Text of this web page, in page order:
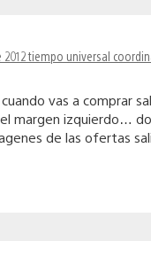
2012 tiempo universal
vas a comprar
margen izquierdo…
de las ofertas